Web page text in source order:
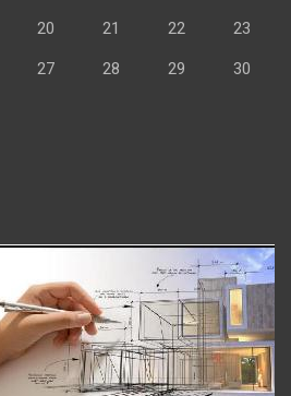
20 21 22 23
27 28 29 30